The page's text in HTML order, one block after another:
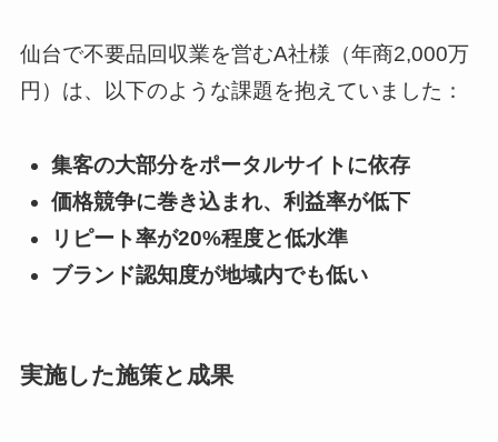
仙台で不要品回収業を営むA社様（年商2,000万
円）は、以下のような課題を抱えていました：
集客の大部分をポータルサイトに依存
価格競争に巻き込まれ、利益率が低下
リピート率が20%程度と低水準
ブランド認知度が地域内でも低い
実施した施策と成果